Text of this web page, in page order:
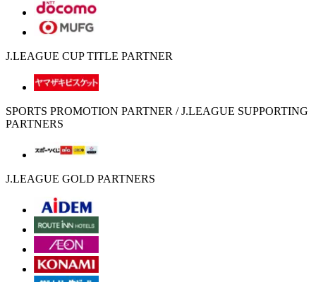
J.LEAGUE CUP TITLE PARTNER
SPORTS PROMOTION PARTNER / J.LEAGUE SUPPORTING
PARTNERS
J.LEAGUE GOLD PARTNERS